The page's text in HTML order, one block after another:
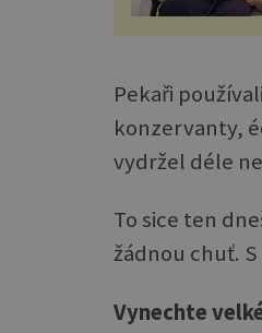
Pekaři
konzervanty,
vydržel déle
To sice ten
žádnou chuť.
Vynechte